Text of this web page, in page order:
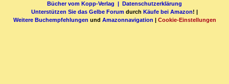
Bücher vom Kopp-Verlag |
Datenschutzerklärung
Unterstützen Sie das Gelbe Forum durch Käufe bei Amazon! |
Weitere Buchempfehlungen und Amazonnavigation Cookie-Einstellungen